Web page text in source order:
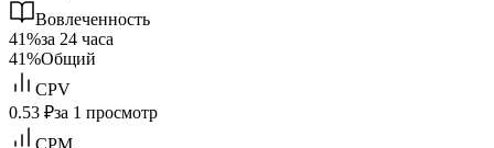
Вовлеченность
41%за 24 часа
41%Общий
CPV
0.53 ₽за 1 просмотр